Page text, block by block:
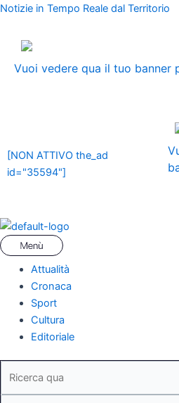
Vai
contenuto
Notizie in Tempo Reale dal Territorio
Vuoi vedere qua il tuo banner
[NON ATTIVO the_ad
id="35594"]
Menu
Attualità
Cronaca
Sport
Cultura
Editoriale